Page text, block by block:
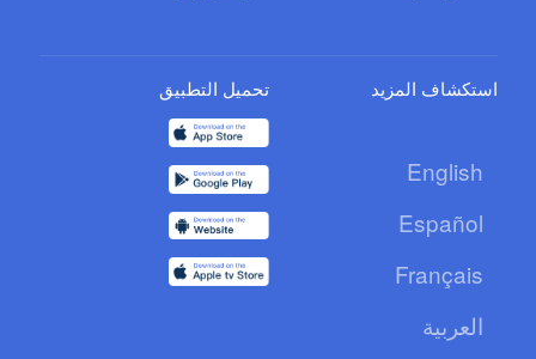
استكشاف المزيد
English
Español
Français
العربية
تحميل التطبيق